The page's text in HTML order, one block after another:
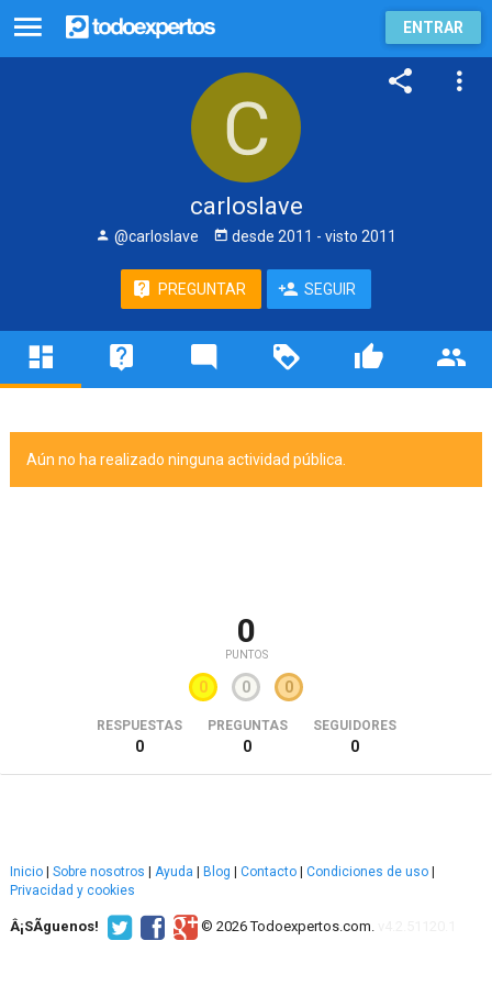
ENTRAR
carloslave
@carloslave desde 2011 - visto 2011
PREGUNTAR SEGUIR
Aún no ha realizado ninguna actividad pública.
0
PUNTOS
0 0 0
RESPUESTAS
0
PREGUNTAS
0
SEGUIDORES
0
Inicio Sobre nosotros Ayuda Blog Contacto Condiciones de uso
Privacidad y cookies
Â¡SÃ­guenos! © 2026 Todoexpertos.com.